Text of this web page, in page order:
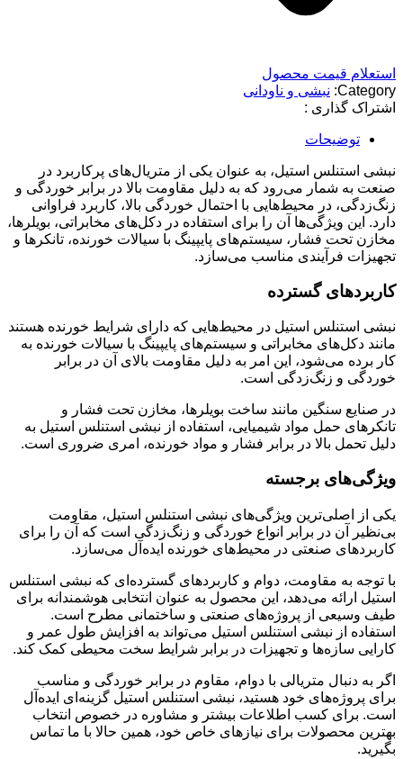
استعلام قیمت محصول
Category: نبشی و ناودانی
اشتراک گذاری :
توضیحات
نبشی استنلس استیل، به عنوان یکی از متریال‌های پرکاربرد در
صنعت به شمار می‌رود که به دلیل مقاومت بالا در برابر خوردگی و
زنگ‌زدگی، در محیط‌هایی با احتمال خوردگی بالا، کاربرد فراوانی
دارد. این ویژگی‌ها آن را برای استفاده در دکل‌های مخابراتی، بویلرها،
مخازن تحت فشار، سیستم‌های پایپینگ با سیالات خورنده، تانکرها و
تجهیزات فرآیندی مناسب می‌سازد.
کاربردهای گسترده
نبشی استنلس استیل در محیط‌هایی که دارای شرایط خورنده هستند
مانند دکل‌های مخابراتی و سیستم‌های پایپینگ با سیالات خورنده به
کار برده می‌شود، این امر به دلیل مقاومت بالای آن در برابر
خوردگی و زنگ‌زدگی است.
در صنایع سنگین مانند ساخت بویلرها، مخازن تحت فشار و
تانکرهای حمل مواد شیمیایی، استفاده از نبشی استنلس استیل به
دلیل تحمل بالا در برابر فشار و مواد خورنده، امری ضروری است.
ویژگی‌های برجسته
یکی از اصلی‌ترین ویژگی‌های نبشی استنلس استیل، مقاومت
بی‌نظیر آن در برابر انواع خوردگی و زنگ‌زدگی است که آن را برای
کاربردهای صنعتی در محیط‌های خورنده ایده‌آل می‌سازد.
با توجه به مقاومت، دوام و کاربردهای گسترده‌ای که نبشی استنلس
استیل ارائه می‌دهد، این محصول به عنوان انتخابی هوشمندانه برای
طیف وسیعی از پروژه‌های صنعتی و ساختمانی مطرح است.
استفاده از نبشی استنلس استیل می‌تواند به افزایش طول عمر و
کارایی سازه‌ها و تجهیزات در برابر شرایط سخت محیطی کمک کند.
اگر به دنبال متریالی با دوام، مقاوم در برابر خوردگی و مناسب
برای پروژه‌های خود هستید، نبشی استنلس استیل گزینه‌ای ایده‌آل
است. برای کسب اطلاعات بیشتر و مشاوره در خصوص انتخاب
بهترین محصولات برای نیازهای خاص خود، همین حالا با ما تماس
بگیرید.